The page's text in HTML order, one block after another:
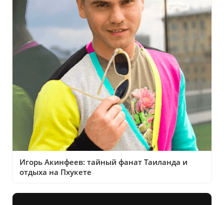
Игорь Акинфеев: тайный фанат Таиланда и
отдыха на Пхукете